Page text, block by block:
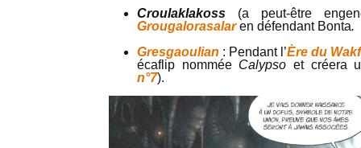
Croulaklakoss (a peut-être
Grougalorasalar en défendant Bonta.
Gresgaoulian : Pendant l’Ère du
écaflip nommée Calypso et créera
n°7).